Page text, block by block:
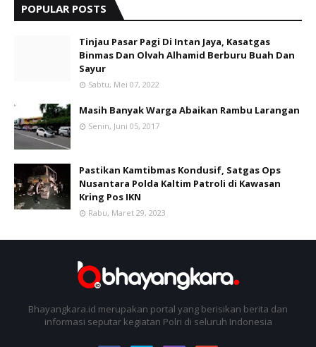
POPULAR POSTS
Tinjau Pasar Pagi Di Intan Jaya, Kasatgas
Binmas Dan Olvah Alhamid Berburu Buah Dan
Sayur
Sabtu, Mei 07, 2022
Masih Banyak Warga Abaikan Rambu Larangan
Senin, Juni 05, 2017
Pastikan Kamtibmas Kondusif, Satgas Ops
Nusantara Polda Kaltim Patroli di Kawasan
Kring Pos IKN
Rabu, Maret 29, 2023
Bhayangkara.id merupakan portal yang berisikan berita dan
informasi seputar kegiatan Polri di seluruh Indonesia